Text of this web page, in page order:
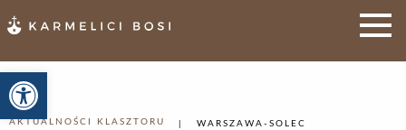
Otwórz pasek narzędzi
AKTUALNOŚCI KLASZTORU WARSZAWA-SOLEC